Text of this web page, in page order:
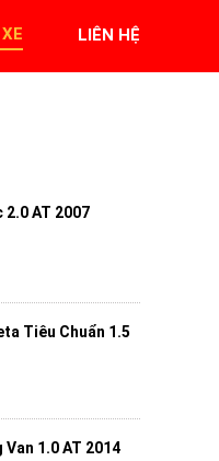
LIÊN HỆ
2.0 AT 2007
Tiêu Chuẩn 1.5
Van 1.0 AT 2014